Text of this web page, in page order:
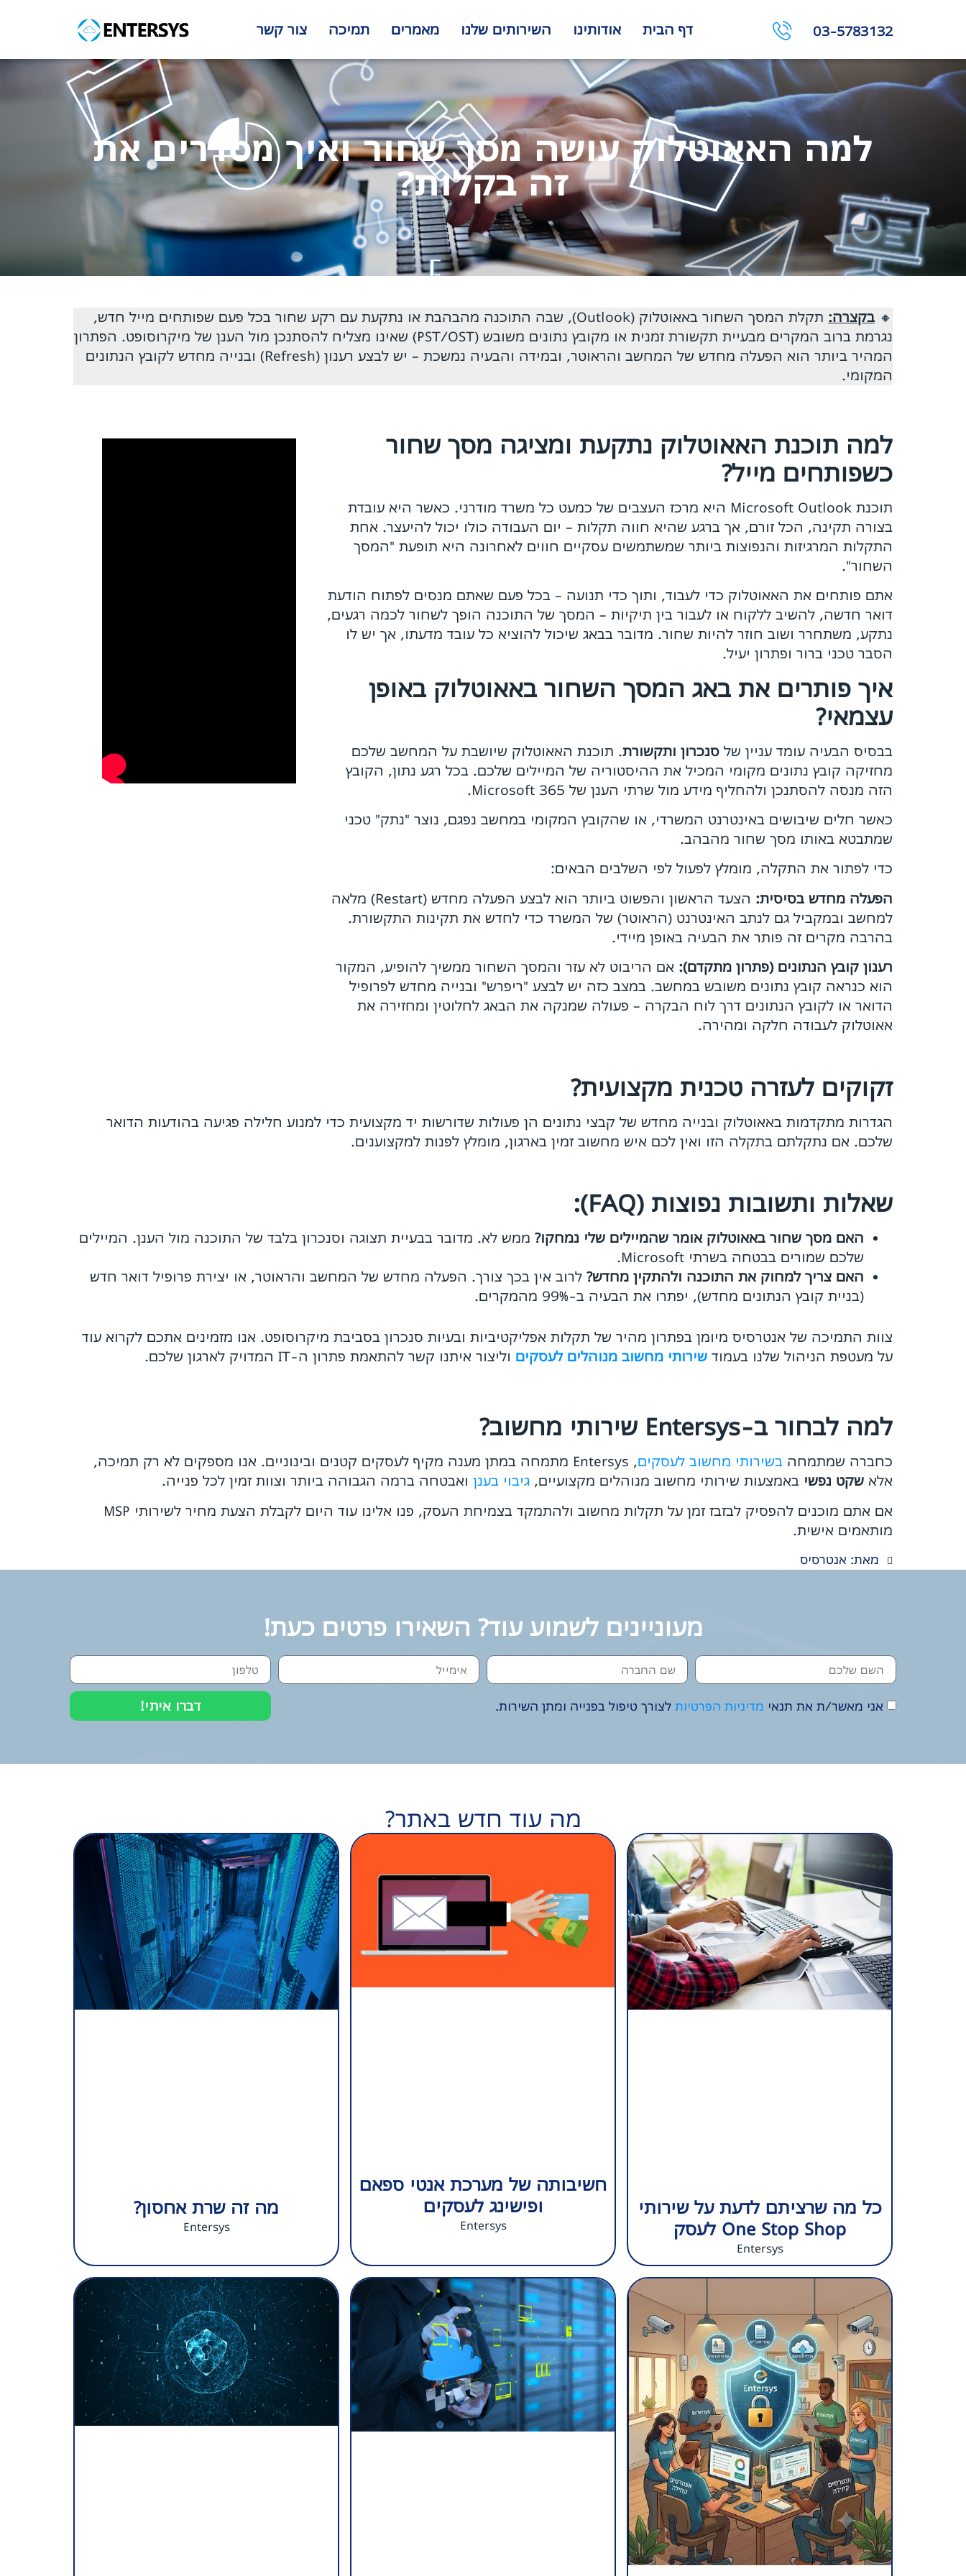
03-5783132 דף הבית אודותינו השירותים שלנו מאמרים תמיכה צור קשר
למה האאוטלוק עושה מסך שחור ואיך מסדרים את
זה בקלות?
🔸 בקצרה:
תקלת המסך השחור באאוטלוק (Outlook), שבה התוכנה מהבהבת או נתקעת עם רקע שחור בכל פעם שפותחים מייל חדש,
נגרמת ברוב המקרים מבעיית תקשורת זמנית או מקובץ נתונים משובש (PST/OST) שאינו מצליח להסתנכן מול הענן של מיקרוסופט. הפתרון
המהיר ביותר הוא הפעלה מחדש של המחשב והראוטר, ובמידה והבעיה נמשכת – יש לבצע רענון (Refresh) ובנייה מחדש לקובץ הנתונים
המקומי.
למה תוכנת האאוטלוק נתקעת ומציגה מסך שחור
כשפותחים מייל?
תוכנת Microsoft Outlook היא מרכז העצבים של כמעט כל משרד מודרני. כאשר היא עובדת
בצורה תקינה, הכל זורם, אך ברגע שהיא חווה תקלות – יום העבודה כולו יכול להיעצר. אחת
התקלות המרגיזות והנפוצות ביותר שמשתמשים עסקיים חווים לאחרונה היא תופעת "המסך
השחור".
אתם פותחים את האאוטלוק כדי לעבוד, ותוך כדי תנועה – בכל פעם שאתם מנסים לפתוח הודעת
דואר חדשה, להשיב ללקוח או לעבור בין תיקיות – המסך של התוכנה הופך לשחור לכמה רגעים,
נתקע, משתחרר ושוב חוזר להיות שחור. מדובר בבאג שיכול להוציא כל עובד מדעתו, אך יש לו
הסבר טכני ברור ופתרון יעיל.
איך פותרים את באג המסך השחור באאוטלוק באופן
עצמאי?
בבסיס הבעיה עומד עניין של סנכרון ותקשורת. תוכנת האאוטלוק שיושבת על המחשב שלכם
מחזיקה קובץ נתונים מקומי המכיל את ההיסטוריה של המיילים שלכם. בכל רגע נתון, הקובץ
הזה מנסה להסתנכן ולהחליף מידע מול שרתי הענן של Microsoft 365.
כאשר חלים שיבושים באינטרנט המשרדי, או שהקובץ המקומי במחשב נפגם, נוצר "נתק" טכני
שמתבטא באותו מסך שחור מהבהב.
כדי לפתור את התקלה, מומלץ לפעול לפי השלבים הבאים:
הפעלה מחדש בסיסית:
הצעד הראשון והפשוט ביותר הוא לבצע הפעלה מחדש (Restart) מלאה
למחשב ובמקביל גם לנתב האינטרנט (הראוטר) של המשרד כדי לחדש את תקינות התקשורת.
בהרבה מקרים זה פותר את הבעיה באופן מיידי.
רענון קובץ הנתונים (פתרון מתקדם): אם הריבוט לא עזר והמסך השחור ממשיך להופיע, המקור
הוא כנראה קובץ נתונים משובש במחשב. במצב כזה יש לבצע "ריפרש" ובנייה מחדש לפרופיל
הדואר או לקובץ הנתונים דרך לוח הבקרה – פעולה שמנקה את הבאג לחלוטין ומחזירה את
אאוטלוק לעבודה חלקה ומהירה.
זקוקים לעזרה טכנית מקצועית?
הגדרות מתקדמות באאוטלוק ובנייה מחדש של קבצי נתונים הן פעולות שדורשות יד מקצועית כדי למנוע חלילה פגיעה בהודעות הדואר
שלכם. אם נתקלתם בתקלה הזו ואין לכם איש מחשוב זמין בארגון, מומלץ לפנות למקצוענים.
שאלות ותשובות נפוצות (FAQ):
האם מסך שחור באאוטלוק אומר שהמיילים שלי נמחקו? ממש לא. מדובר בבעיית תצוגה וסנכרון בלבד של התוכנה מול הענן. המיילים
שלכם שמורים בבטחה בשרתי Microsoft.
האם צריך למחוק את התוכנה ולהתקין מחדש? לרוב אין בכך צורך. הפעלה מחדש של המחשב והראוטר, או יצירת פרופיל דואר חדש
(בניית קובץ הנתונים מחדש), יפתרו את הבעיה ב-99% מהמקרים.
צוות התמיכה של אנטרסיס מיומן בפתרון מהיר של תקלות אפליקטיביות ובעיות סנכרון בסביבת מיקרוסופט. אנו מזמינים אתכם לקרוא עוד
על מעטפת הניהול שלנו בעמוד שירותי מחשוב מנוהלים לעסקים וליצור איתנו קשר להתאמת פתרון ה-IT המדויק לארגון שלכם.
למה לבחור ב-Entersys שירותי מחשוב?
כחברה שמתמחה בשירותי מחשוב לעסקים
, Entersys מתמחה במתן מענה מקיף לעסקים קטנים ובינוניים. אנו מספקים לא רק תמיכה,
אלא שקט נפשי באמצעות שירותי מחשוב מנוהלים מקצועיים, גיבוי בענן ואבטחה ברמה הגבוהה ביותר וצוות זמין לכל פנייה.
אם אתם מוכנים להפסיק לבזבז זמן על תקלות מחשוב ולהתמקד בצמיחת העסק, פנו אלינו עוד היום לקבלת הצעת מחיר לשירותי MSP
מותאמים אישית.
מאת: אנטרסיס
מעוניינים לשמוע עוד? השאירו פרטים כעת!
אני מאשר/ת את תנאי מדיניות הפרטיות לצורך טיפול בפנייה ומתן השירות. דברו איתי!
מה עוד חדש באתר?
כל מה שרציתם לדעת על שירותי
One Stop Shop לעסק
Entersys
חשיבותה של מערכת אנטי ספאם
ופישינג לעסקים
Entersys
מה זה שרת אחסון?
Entersys